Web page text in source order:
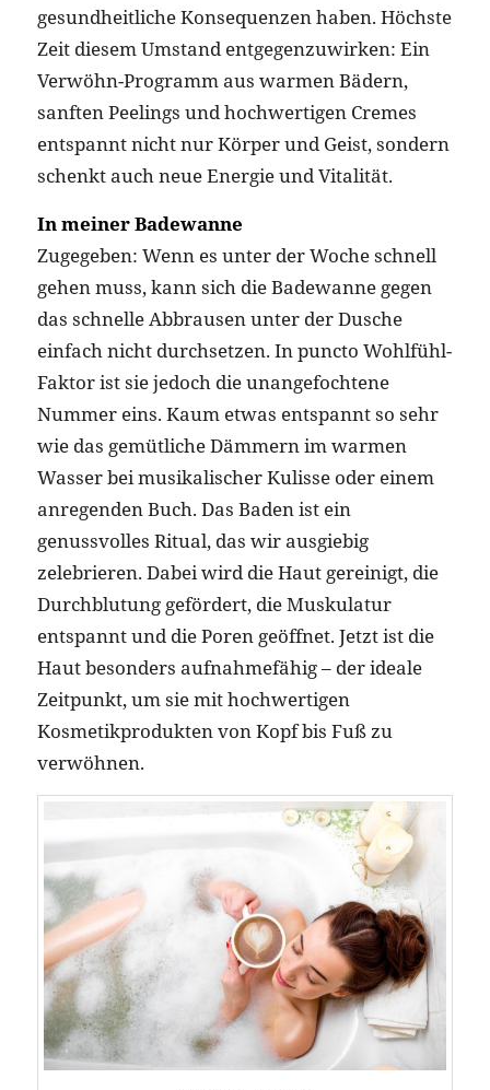
gesundheitliche Konsequenzen haben. Höchste
Zeit diesem Umstand entgegenzuwirken: Ein
Verwöhn-Programm aus warmen Bädern,
sanften Peelings und hochwertigen Cremes
entspannt nicht nur Körper und Geist, sondern
schenkt auch neue Energie und Vitalität.
In meiner Badewanne
Zugegeben: Wenn es unter der Woche schnell
gehen muss, kann sich die Badewanne gegen
das schnelle Abbrausen unter der Dusche
einfach nicht durchsetzen. In puncto Wohlfühl-
Faktor ist sie jedoch die unangefochtene
Nummer eins. Kaum etwas entspannt so sehr
wie das gemütliche Dämmern im warmen
Wasser bei musikalischer Kulisse oder einem
anregenden Buch. Das Baden ist ein
genussvolles Ritual, das wir ausgiebig
zelebrieren. Dabei wird die Haut gereinigt, die
Durchblutung gefördert, die Muskulatur
entspannt und die Poren geöffnet. Jetzt ist die
Haut besonders aufnahmefähig – der ideale
Zeitpunkt, um sie mit hochwertigen
Kosmetikprodukten von Kopf bis Fuß zu
verwöhnen.